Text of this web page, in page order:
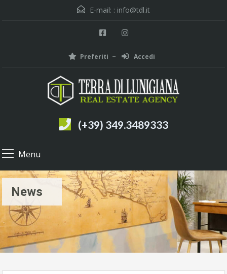
E-mail: : info@tdl.it
Preferiti Accedi
(+39) 349.3489333
Menu
News